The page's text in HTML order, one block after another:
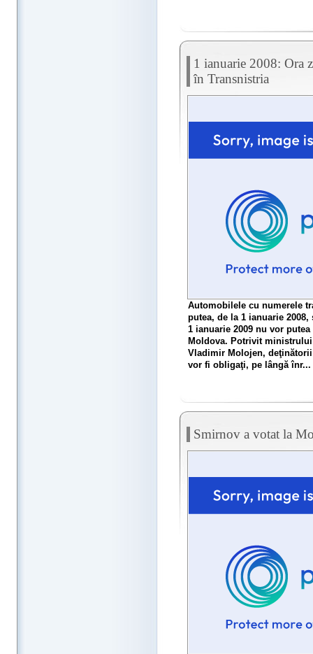
1 ianuarie 2008: Ora
în Transnistria
Automobilele cu numerele
putea, de la 1 ianuarie
1 ianuarie 2009 nu vor
Moldova. Potrivit
Vladimir Molojen,
vor fi obligaţi, pe lângă înr...
Smirnov a votat la